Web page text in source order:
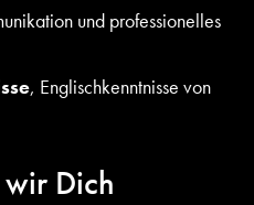
und professionelles
, Englischkenntnisse von
Dich